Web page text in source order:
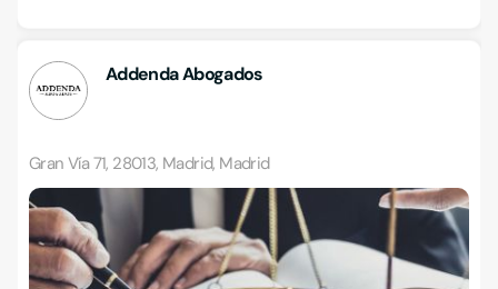
Addenda Abogados
Gran Vía 71, 28013, Madrid, Madrid